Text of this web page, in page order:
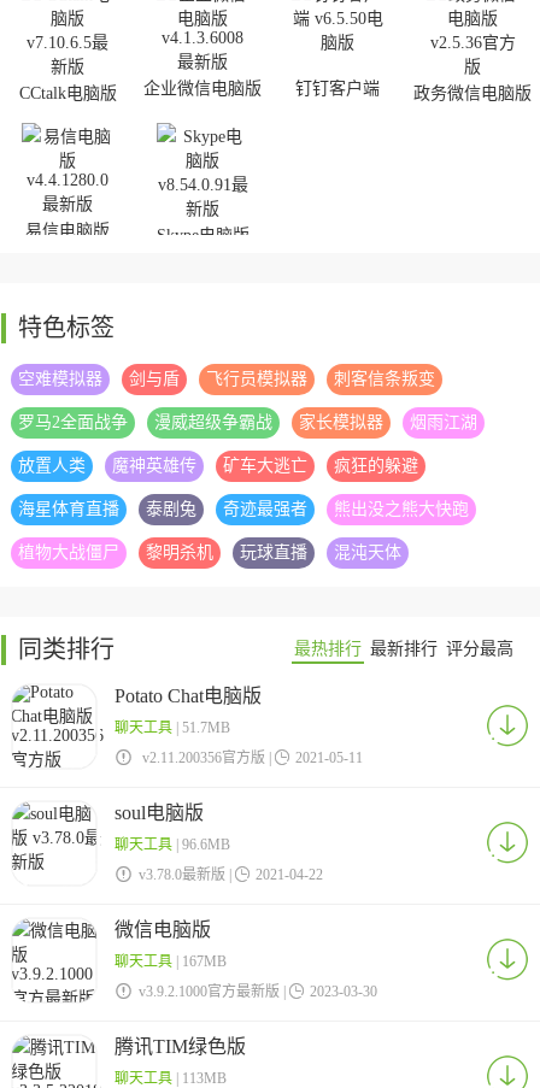
些软件的朋友们速速前来看看吧！并且小编还在继续为大家发现更多
好用的企业级办公交流软件哦，欢迎各位朋友们前来关注！
CCtalk电脑版 企业微信电脑版 钉钉客户端 政务微信电脑版
易信电脑版 Skype电脑版
特色标签
空难模拟器 剑与盾 飞行员模拟器 刺客信条叛变
罗马2全面战争 漫威超级争霸战 家长模拟器 烟雨江湖
放置人类 魔神英雄传 矿车大逃亡 疯狂的躲避
海星体育直播 泰剧兔 奇迹最强者 熊出没之熊大快跑
植物大战僵尸 黎明杀机 玩球直播 混沌天体
同类排行 最热排行 最新排行 评分最高
Potato Chat电脑版
聊天工具| 51.7MB
 v2.11.200356官方版 |  2021-05-11
soul电脑版
聊天工具| 96.6MB
 v3.78.0最新版 |  2021-04-22
微信电脑版
聊天工具| 167MB
 v3.9.2.1000官方最新版 |  2023-03-30
腾讯TIM绿色版
聊天工具| 113MB